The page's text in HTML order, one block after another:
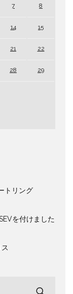
7 8
14 15
21 22
28 29
トリング
を付けました